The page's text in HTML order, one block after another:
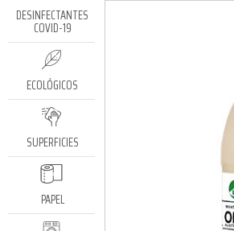
DESINFECTANTES
COVID-19
ECOLÓGICOS
SUPERFICIES
PAPEL